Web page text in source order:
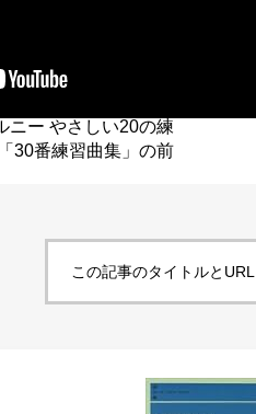
ニー やさしい20の練
30番練習曲集」の前
この記事のタイトルと